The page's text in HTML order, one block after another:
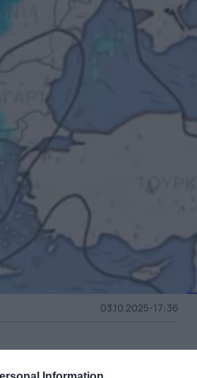
03.10.2025-17:36